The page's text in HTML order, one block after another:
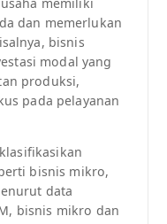
dan memerlukan
bisnis
modal yang
produksi,
pada pelayanan
bisnis mikro,
data
bisnis mikro dan